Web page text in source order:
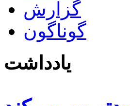
گزارش
گوناگون
یادداشت